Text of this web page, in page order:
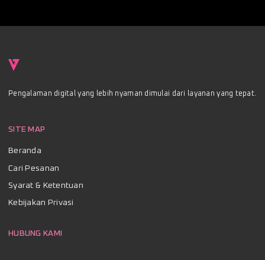
Pengalaman digital yang lebih nyaman dimulai dari layanan yang tepat.
SITE MAP
Beranda
Cari Pesanan
Syarat & Ketentuan
Kebijakan Privasi
HUBUNG KAMI